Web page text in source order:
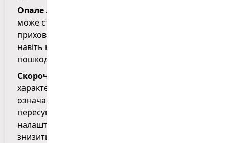
Опале листя
може стати причиною ковзання. Воно часто
приховує нерівності дорожнього покриття або
навіть невеликі ями, що може призвести до
пошкодження підвіски або втрати керування.
Скорочення світлового дня
характеризується коротшими днями, що
означає, що водіям частіше доведеться
пересуватися у темний час доби. Неправильно
налаштовані фари або їх забруднення можуть
знизити видимість і підвищити ризик ДТП.